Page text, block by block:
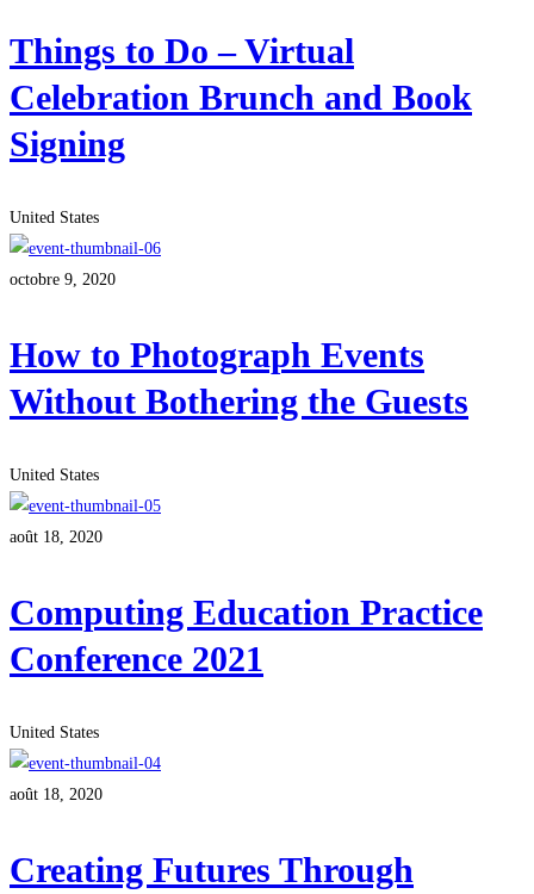
Things to Do – Virtual
Celebration Brunch and Book
Signing
United States
octobre 9, 2020
How to Photograph Events
Without Bothering the Guests
United States
août 18, 2020
Computing Education Practice
Conference 2021
United States
août 18, 2020
Creating Futures Through